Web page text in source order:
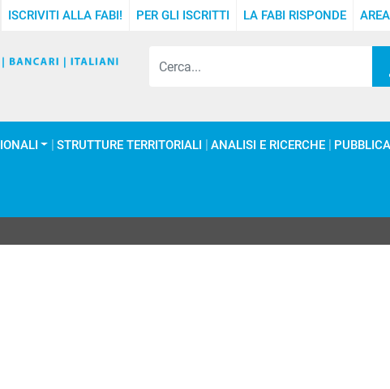
ISCRIVITI ALLA FABI! PER GLI ISCRITTI LA FABI RISPONDE
STRUTTURE TERRITORIALI ANALISI E RICERCHE